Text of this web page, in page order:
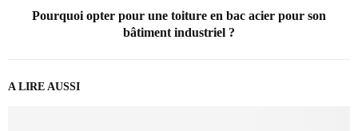
Pourquoi opter pour une toiture en bac acier pour son
bâtiment industriel ?
A LIRE AUSSI